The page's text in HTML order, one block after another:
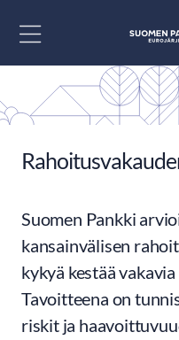
Suomen Pankki
kansainvälisen
kykyä kestää
Tavoitteena on
riskit ja